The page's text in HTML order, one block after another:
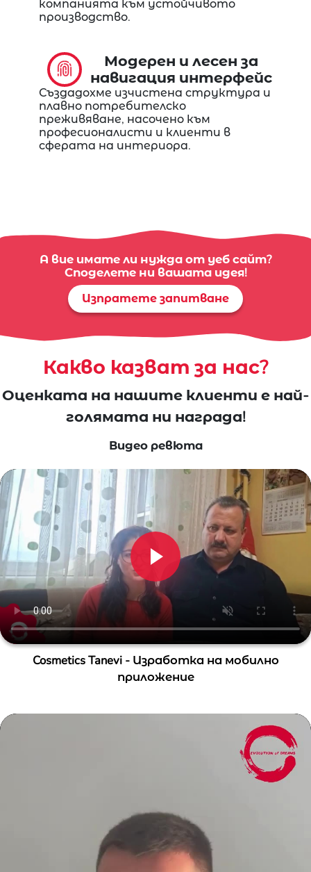
компанията към устойчивото
производство.
Модерен и лесен за
навигация интерфейс
Създадохме изчистена структура и
плавно потребителско
преживяване, насочено към
професионалисти и клиенти в
сферата на интериора.
А вие имате ли нужда от уеб сайт?
Споделете ни вашата идея!
Изпратете запитване
Какво казват за нас?
Оценката на нашите клиенти е най-
голямата ни награда!
Видео ревюта
Cosmetics Tanevi - Изработка на мобилно
приложение